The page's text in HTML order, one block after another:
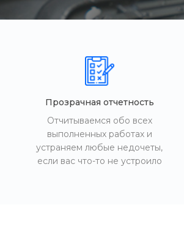
Прозрачная отчетность
Отчитываемся обо всех
выполненных работах и
устраняем любые недочеты,
если вас что-то не устроило